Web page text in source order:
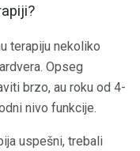
terapiju nekoliko
Opseg
brzo, au roku od 4-
nivo funkcije.
uspešni, trebali